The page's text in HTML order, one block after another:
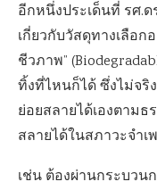
อีกหนึ่งประเด็นที่ รศ.
เกี่ยวกับวัสดุทางเลือก
ชีวภาพ”
ทิ้งที่ไหนก็ได้ ซึ่งไม่จริ
ย่อยสลายได้เองตาม
สลายได้ในสภาวะจำเ
เช่น ต้องผ่านกระบว